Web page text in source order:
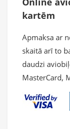
kartēm
Apmaksa ar
skaitā arī to
daudzi
MasterCard,